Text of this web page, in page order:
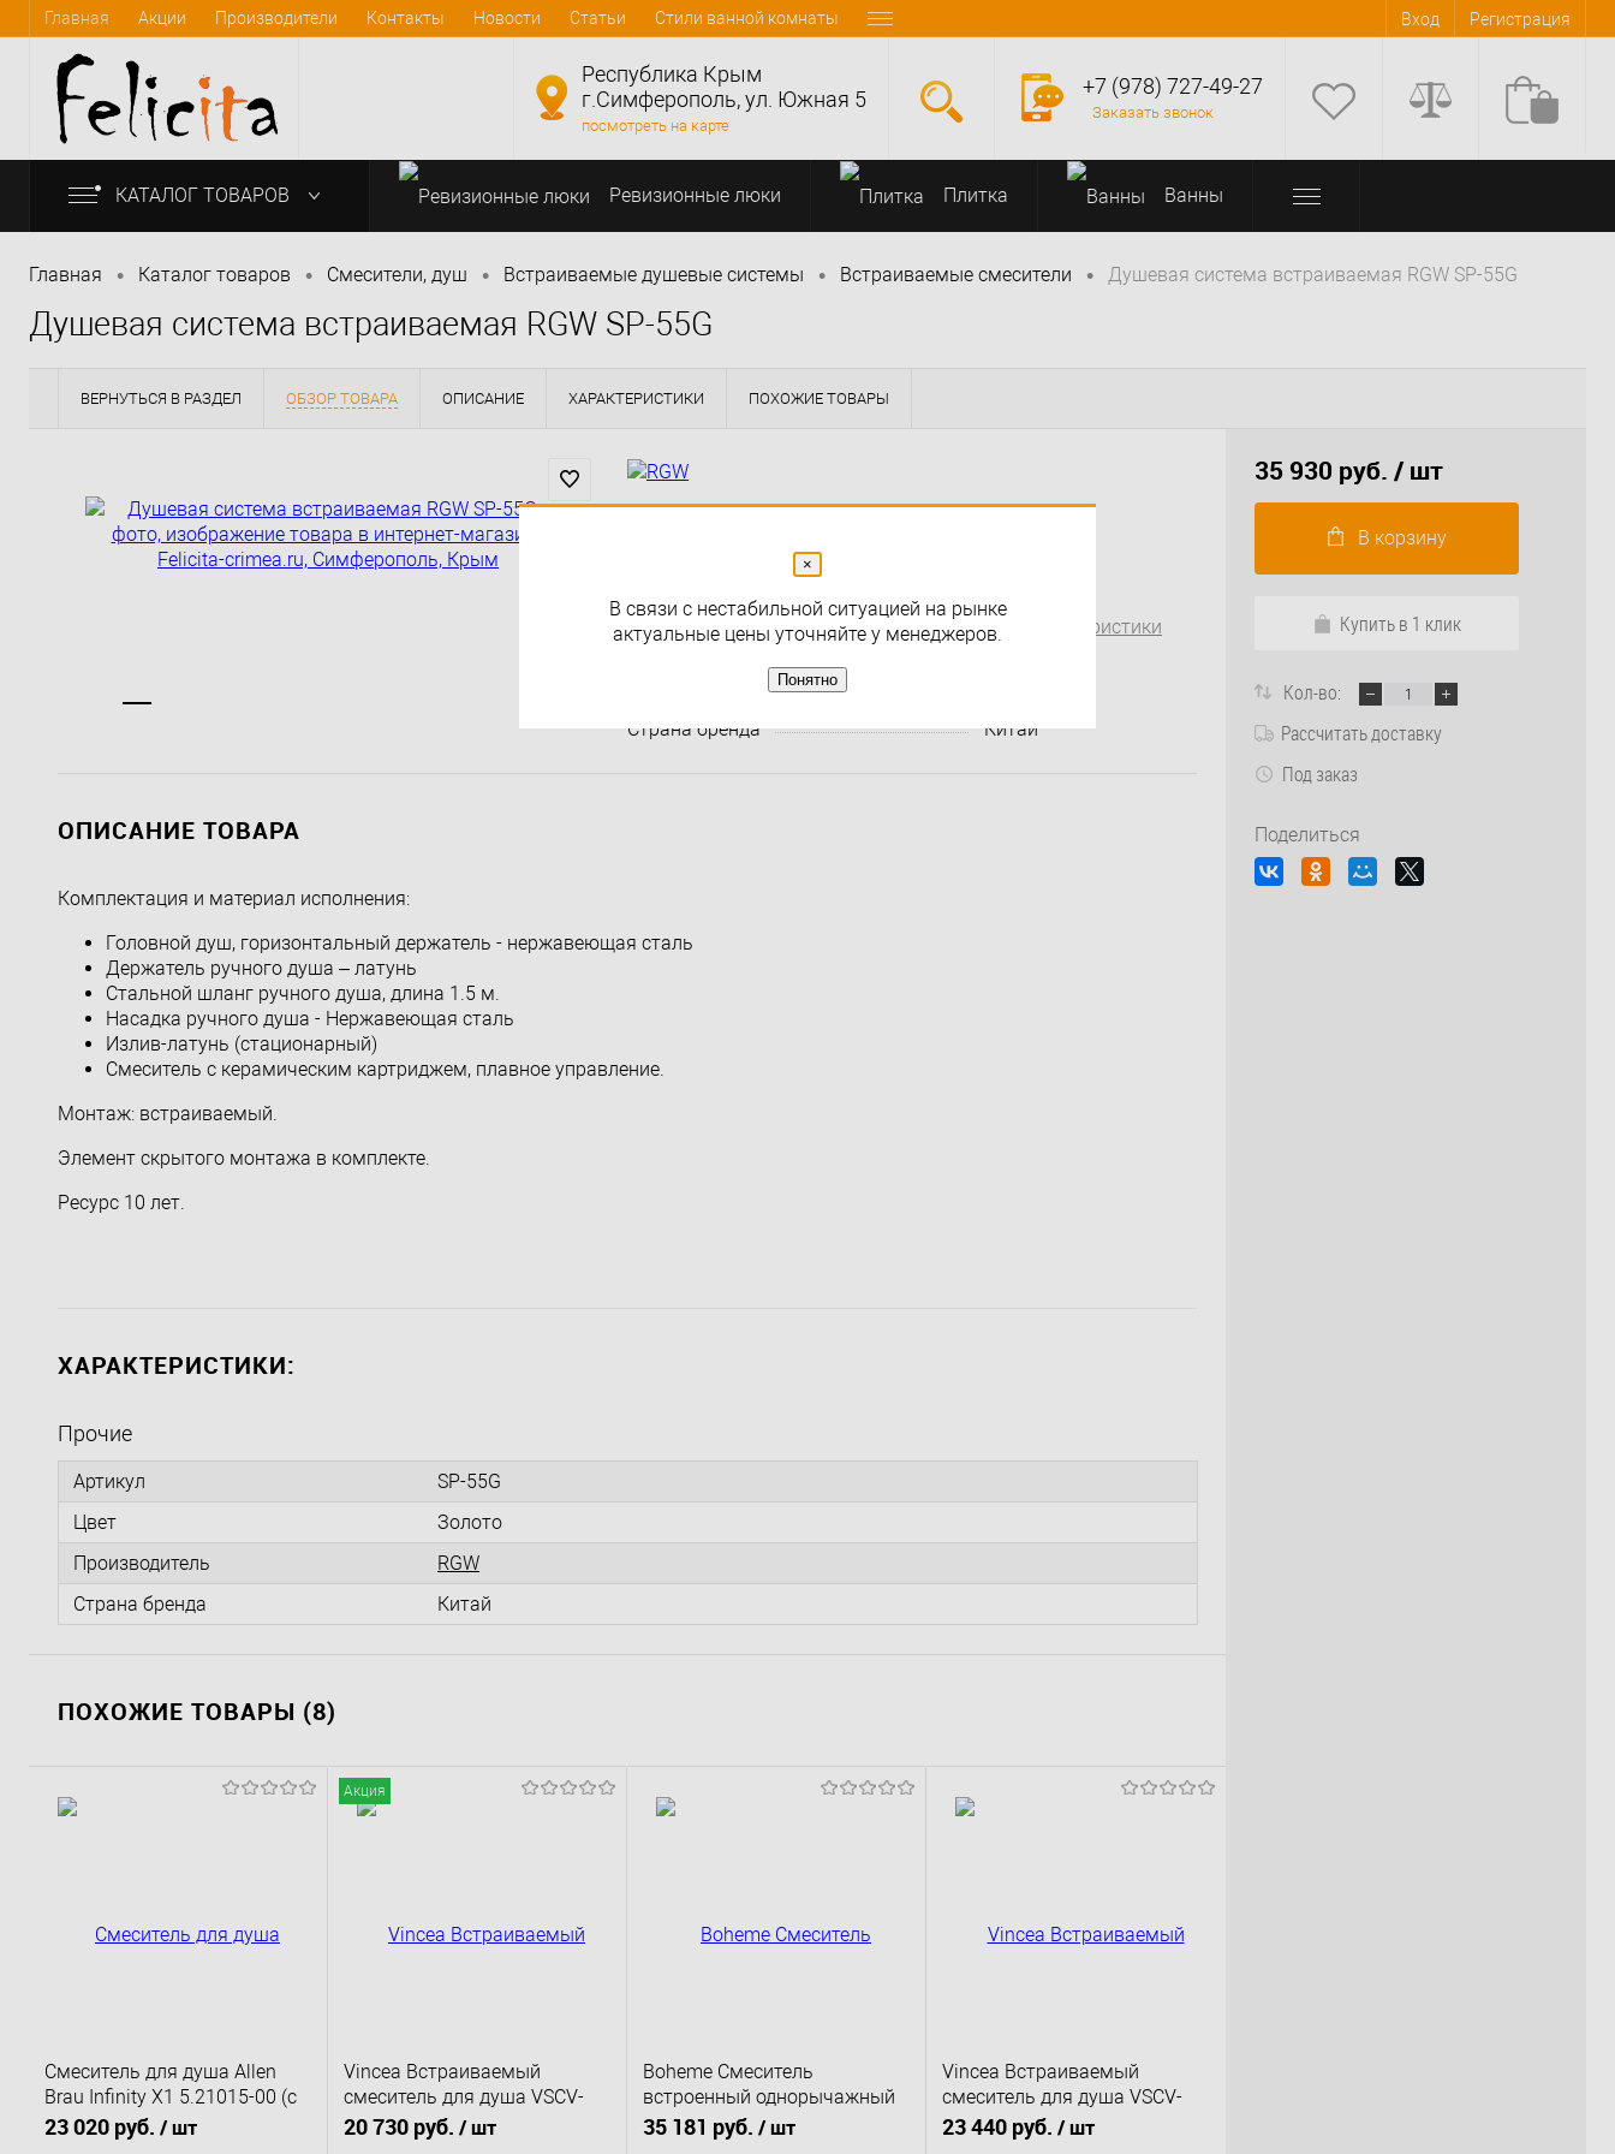
Главная Акции Производители Контакты Новости Статьи Стили ванной комнаты Вход Регистрация
info@felicita-crimea.ru
Республика Крым
г.Симферополь, ул. Южная 5
посмотреть на карте
+7 (978) 727-49-27
Заказать звонок
КАТАЛОГ ТОВАРОВ Ревизионные люки Плитка Bанны
Главная • Каталог товаров • Смесители, душ • Встраиваемые душевые системы • Встраиваемые смесители • Душевая система встраиваемая RGW SP-55G
Душевая система встраиваемая RGW SP-55G
ВЕРНУТЬСЯ В РАЗДЕЛ ОБЗОР ТОВАРА ОПИСАНИЕ ХАРАКТЕРИСТИКИ ПОХОЖИЕ ТОВАРЫ
Встраиваемые смесители
Характеристики:
Все характеристики
Страна бренда
Китай
ОПИСАНИЕ ТОВАРА
Комплектация и материал исполнения:
Головной душ, горизонтальный держатель - нержавеющая сталь
Держатель ручного душа – латунь
Стальной шланг ручного душа, длина 1.5 м.
Насадка ручного душа - Нержавеющая сталь
Излив-латунь (стационарный)
Смеситель с керамическим картриджем, плавное управление.
Монтаж: встраиваемый.
Элемент скрытого монтажа в комплекте.
Ресурс 10 лет.
ХАРАКТЕРИСТИКИ:
Прочие
Артикул
SP-55G
Цвет
Золото
Производитель
RGW
Страна бренда
Китай
ПОХОЖИЕ ТОВАРЫ (8)
Смеситель для душа Allen
Brau Infinity X1 5.21015-00 (с
внутренней частью, 1 выход)
23 020 руб. / шт
Акция
Vincea Встраиваемый
смеситель для душа VSCV-
322T-MGM
двухфункциональный,
20 730 руб. / шт
Boheme Смеситель
встроенный однорычажный
3-х проходной Cell Copper
Brushed Медь
35 181 руб. / шт
Vincea Встраиваемый
смеситель для душа VSCV-
321TCH
двухфункциональный,
23 440 руб. / шт
35 930 руб. / шт
В корзину
Купить в 1 клик
Кол-во:
Рассчитать доставку
Под заказ
Поделиться
×
В связи с нестабильной ситуацией на рынке
актуальные цены уточняйте у менеджеров.
Понятно